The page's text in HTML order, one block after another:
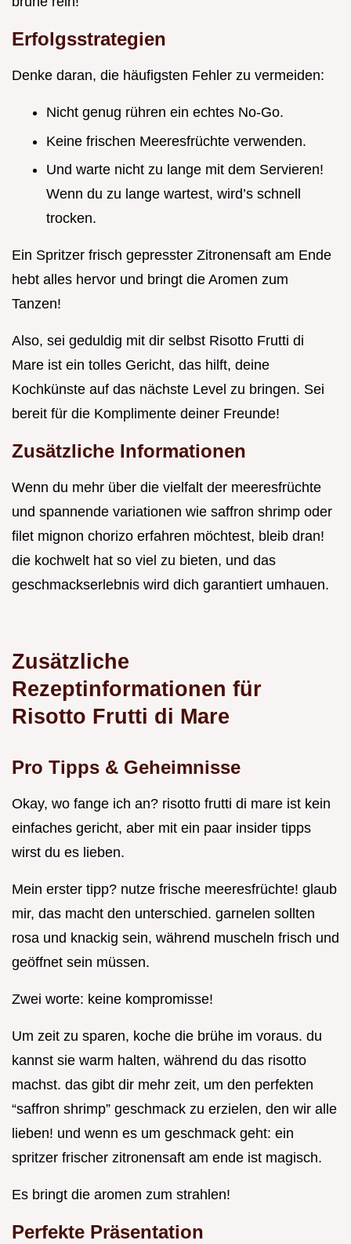
Erfolgsstrategien
Denke daran, die häufigsten Fehler zu vermeiden:
Nicht genug rühren ein echtes No-Go.
Keine frischen Meeresfrüchte verwenden.
Und warte nicht zu lange mit dem Servieren!
Wenn du zu lange wartest, wird’s schnell
trocken.
Ein Spritzer frisch gepresster Zitronensaft am Ende
hebt alles hervor und bringt die Aromen zum
Tanzen!
Also, sei geduldig mit dir selbst Risotto Frutti di
Mare ist ein tolles Gericht, das hilft, deine
Kochkünste auf das nächste Level zu bringen. Sei
bereit für die Komplimente deiner Freunde!
Zusätzliche Informationen
Wenn du mehr über die vielfalt der meeresfrüchte
und spannende variationen wie saffron shrimp oder
filet mignon chorizo erfahren möchtest, bleib dran!
die kochwelt hat so viel zu bieten, und das
geschmackserlebnis wird dich garantiert umhauen.
Zusätzliche
Rezeptinformationen für
Risotto Frutti di Mare
Pro Tipps & Geheimnisse
Okay, wo fange ich an? risotto frutti di mare ist kein
einfaches gericht, aber mit ein paar insider tipps
wirst du es lieben.
Mein erster tipp? nutze frische meeresfrüchte! glaub
mir, das macht den unterschied. garnelen sollten
rosa und knackig sein, während muscheln frisch und
geöffnet sein müssen.
Zwei worte: keine kompromisse!
Um zeit zu sparen, koche die brühe im voraus. du
kannst sie warm halten, während du das risotto
machst. das gibt dir mehr zeit, um den perfekten
“saffron shrimp” geschmack zu erzielen, den wir alle
lieben! und wenn es um geschmack geht: ein
spritzer frischer zitronensaft am ende ist magisch.
Es bringt die aromen zum strahlen!
Perfekte Präsentation